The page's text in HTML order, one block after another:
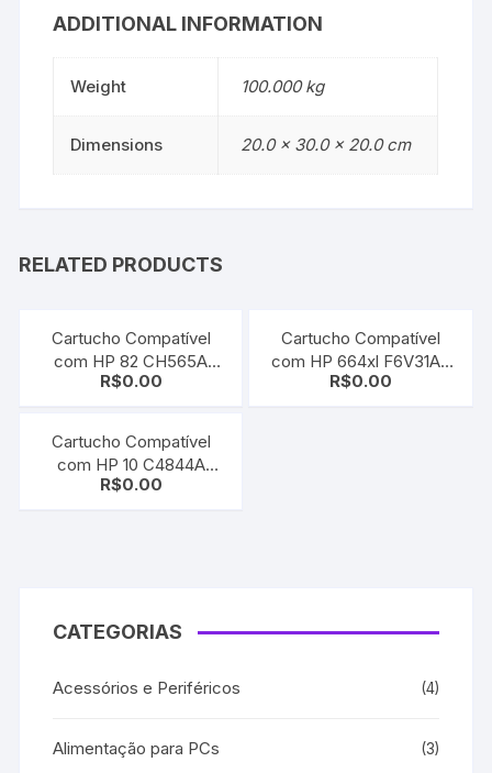
ADDITIONAL INFORMATION
Weight 100.000 kg
Dimensions 20.0 × 30.0 × 20.0 cm
RELATED PRODUCTS
Cartucho Compatível
com HP 82 CH565A
Black | 510 | 510ps | 111
R$0.00
Cartucho Compatível
com HP 664xl F6V31AB
Black | 3636 | 3776 |
R$0.00
Cartucho Compatível
com HP 10 C4844A
Black 2800, 1200d,
R$0.00
CATEGORIAS
Acessórios e Periféricos (4)
Alimentação para PCs (3)